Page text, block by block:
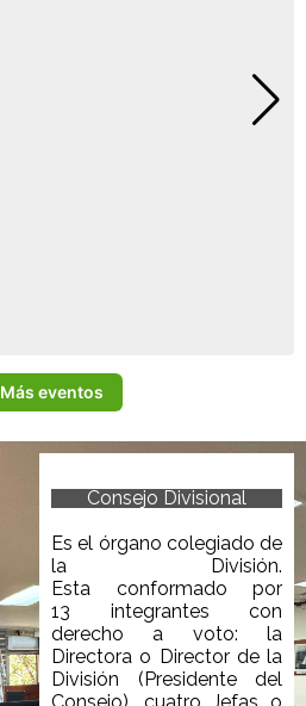
Más eventos
Consejo Divisional
Es el órgano colegiado de
la División.
Esta conformado por
13 integrantes con
derecho a voto: la
Directora o Director de la
División (Presidente del